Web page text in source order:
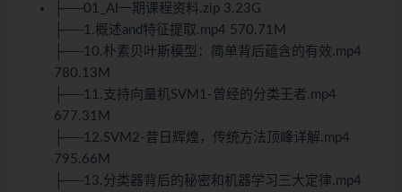
├──01_AI一期课程资料.zip 3.23G
├──1.概述and特征提取.mp4 570.71M
├──10.朴素贝叶斯模型：简单背后蕴含的有效.mp4
780.13M
├──11.支持向量机SVM1-曾经的分类王者.mp4
677.31M
├──12.SVM2-昔日辉煌，传统方法顶峰详解.mp4
795.66M
├──13.分类器背后的秘密和机器学习三大定律.mp4